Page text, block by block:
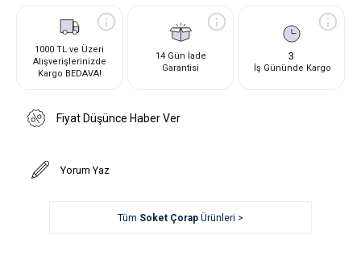
1000 TL ve Üzeri
Alışverişlerinizde
Kargo BEDAVA!
14 Gün İade
Garantisi
3
İş Gününde Kargo
Fiyat Düşünce Haber Ver
Yorum Yaz
Tüm Soket ÇorapÜrünleri >